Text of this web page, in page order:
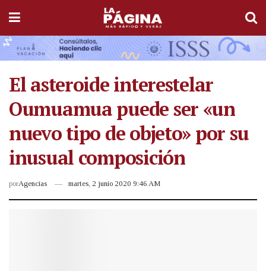
El asteroide interestelar
Oumuamua puede ser «un
nuevo tipo de objeto» por su
inusual composición
porAgencias martes, 2 junio 2020 9:46 AM